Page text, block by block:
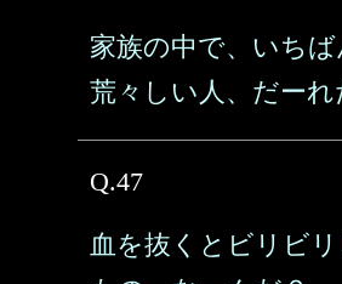
家族の中で、いちば
荒々しい人、だーれ
Q.47
血を抜くとビリビ